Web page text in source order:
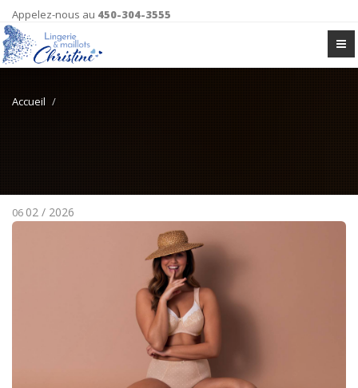
Appelez-nous au 450-304-3555
Accueil
06 02 / 2026